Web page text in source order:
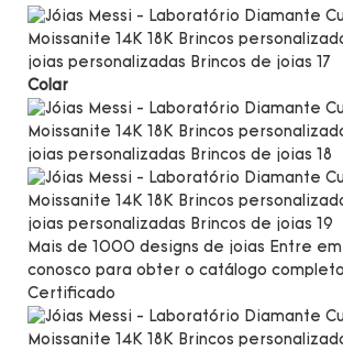
Colar
Mais de 1000 designs de joias Entre
conosco para obter o catálogo completo
Certificado